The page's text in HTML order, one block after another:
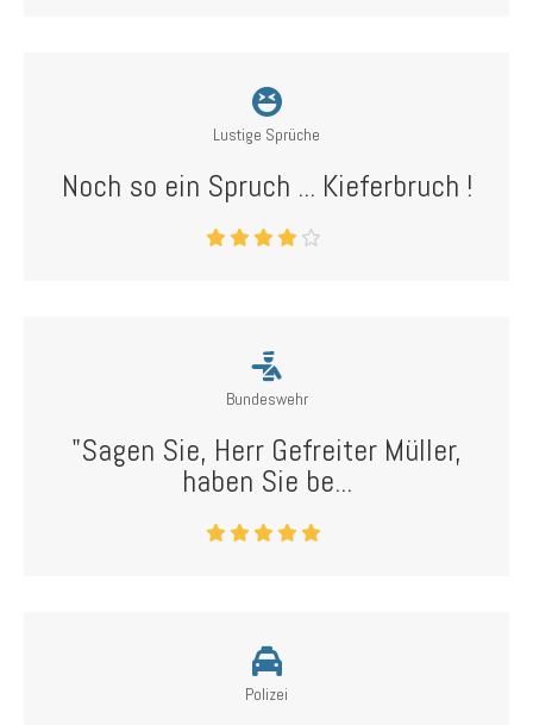
Lustige Sprüche
Noch so ein Spruch ... Kieferbruch !
Bundeswehr
"Sagen Sie, Herr Gefreiter Müller,
haben Sie be...
Polizei